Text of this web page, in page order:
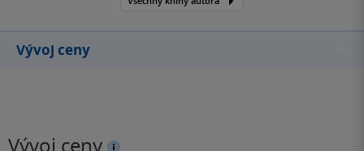
Vývoj ceny
Vývoj ceny